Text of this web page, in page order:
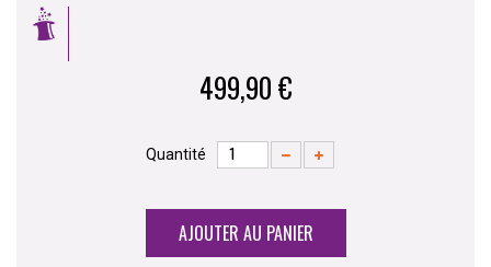
499,90 €
Quantité
AJOUTER AU PANIER